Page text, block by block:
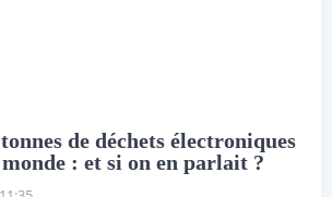
de déchets électroniques
: et si on en parlait ?